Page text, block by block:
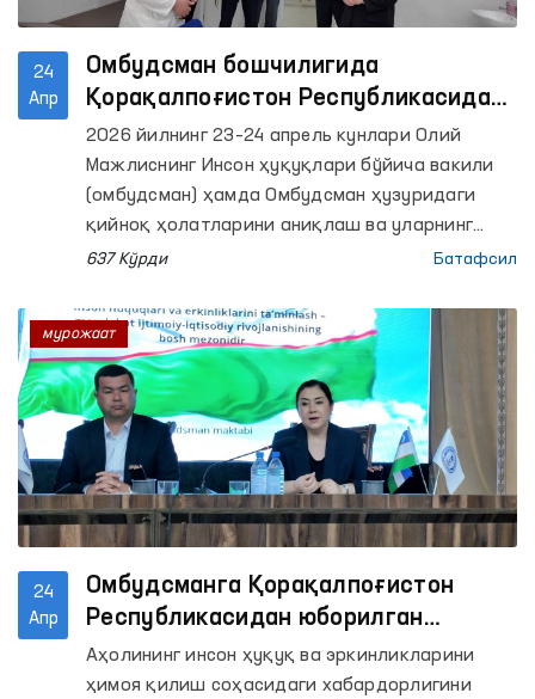
24
Апр
Омбудсман бошчилигида
Қорақалпоғистон Республикасидаги
қатор ёпиқ муассасаларга
мониторинг ташрифлари амалга
оширилди
2026 йилнинг 23–24 апрель кунлари Олий
Мажлиснинг Инсон ҳуқуқлари бўйича вакили
(омбудсман) ҳамда Омбудсман ҳузуридаги
қийноқ ҳолатларини аниқлаш ва уларнинг
олдини олиш бўйича жамоатчилик гуруҳлари
Республикасидаги қатор ҳаракатланиш
эркинлиги чекланган шахслар сақланадиган
ёпиқ муассасаларга мониторинг ташрифлари
амалга оширилди. Жараёнларда оммавий
ахборот воситалари вакиллари ҳам иштирок
этди.
637 Кўрди Батафсил
24
Апр
Омбудсманга Қорақалпоғистон
Республикасидан юборилган
мурожаатларда қандай масалалар
кўтарилган?
Аҳолининг инсон ҳуқуқ ва эркинликларини
ҳимоя қилиш соҳасидаги хабардорлигини
мурожаат